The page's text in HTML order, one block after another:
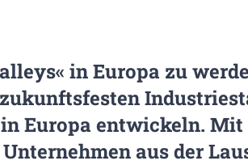
in Europa zu
Europa entwickeln. Mit
aus der